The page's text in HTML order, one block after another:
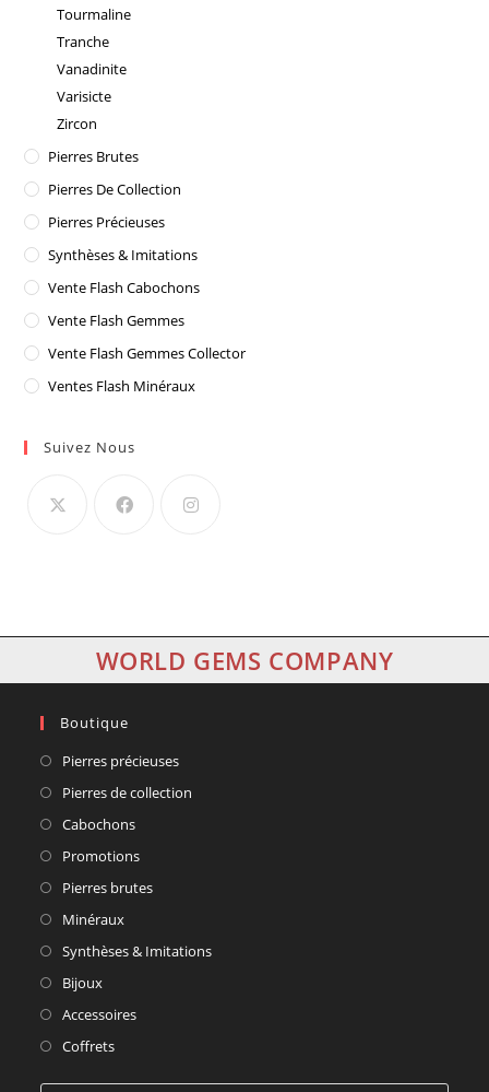
Tourmaline
Tranche
Vanadinite
Varisicte
Zircon
Pierres Brutes
Pierres De Collection
Pierres Précieuses
Synthèses & Imitations
Vente Flash Cabochons
Vente Flash Gemmes
Vente Flash Gemmes Collector
Ventes Flash Minéraux
Suivez Nous
WORLD GEMS COMPANY
Boutique
Pierres précieuses
Pierres de collection
Cabochons
Promotions
Pierres brutes
Minéraux
Synthèses & Imitations
Bijoux
Accessoires
Coffrets